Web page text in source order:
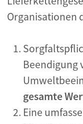
Organisationen
Beendigung
gesamte
Eine